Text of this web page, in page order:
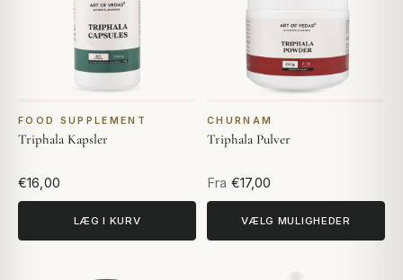
FOOD SUPPLEMENT
Triphala Kapsler
€16,00
LÆG I KURV
CHURNAM
Triphala Pulver
Fra €17,00
VÆLG MULIGHEDER